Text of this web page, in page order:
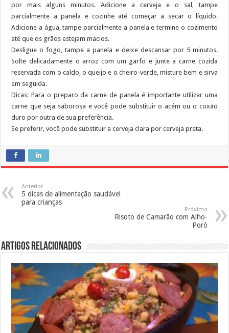
por mais alguns minutos. Adicione a cerveja e o sal, tampe
parcialmente a panela e cozinhe até começar a secar o líquido.
Adicione a água, tampe parcialmente a panela e termine o cozimento
até que os grãos estejam macios.
Desligue o fogo, tampe a panela e deixe descansar por 5 minutos.
Solte delicadamente o arroz com um garfo e junte a carne cozida
reservada com o caldo, o queijo e o cheiro-verde, misture bem e sirva
em seguida.
Dicas: Para o preparo da carne de panela é importante utilizar uma
carne que seja saborosa e você pode substituir o acém ou o coxão
duro por outra de sua preferência.
Se preferir, você pode substituir a cerveja clara por cerveja preta.
Anterior
5 dicas de alimentação saudável
para crianças
Próximo
Risoto de Camarão com Alho-
Poró
Artigos Relacionados